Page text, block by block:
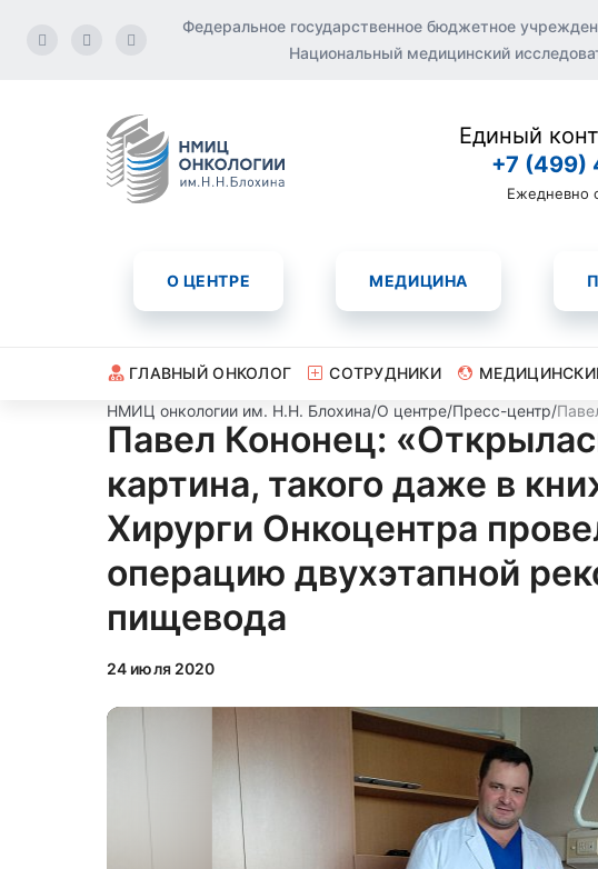
Федеральное государственное бюджетное
Национальный медицинский
Единый
+7 (499)
Ежедневно
О ЦЕНТРЕ МЕДИЦИНА
ГЛАВНЫЙ ОНКОЛОГ СОТРУДНИКИ
НМИЦ онкологии им. Н.Н. Блохина/О центре/Пресс-центр/
Павел Кононец:
картина, такого даже в
Хирурги Онкоцентра
операцию двухэтапной
пищевода
24 июля 2020